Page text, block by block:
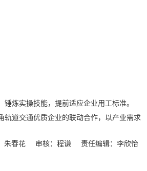
炼实操技能，提前适应企业用工标准。
轨道交通优质企业的联动合作，以产业需求
朱春花 审核：程谦 责任编辑：李欣怡